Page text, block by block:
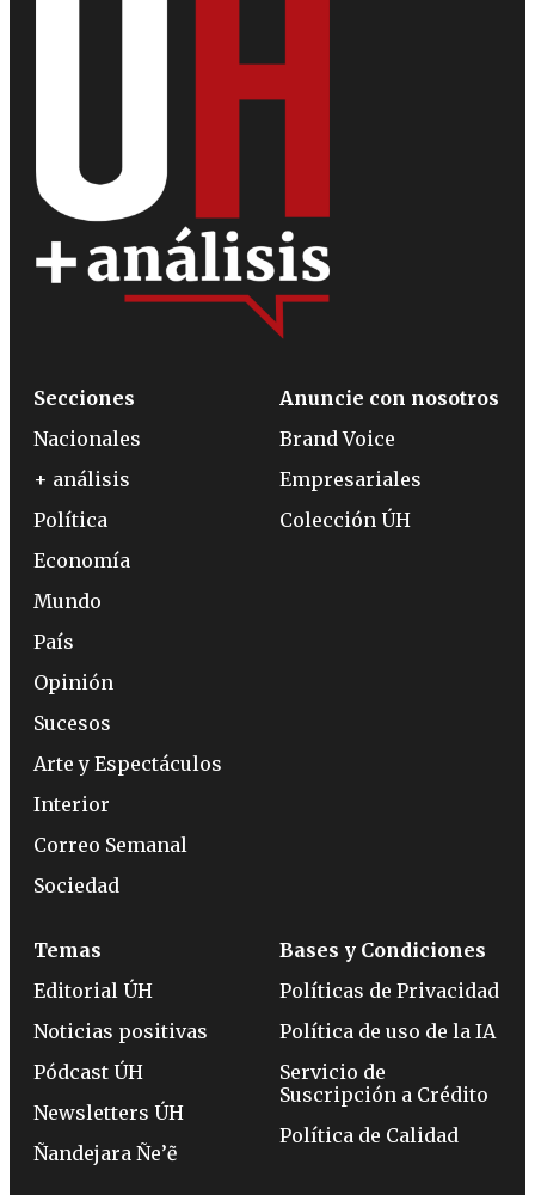
Secciones
Nacionales
+ análisis
Política
Economía
Mundo
País
Opinión
Sucesos
Arte y Espectáculos
Interior
Correo Semanal
Sociedad
Anuncie con nosotros
Brand Voice
Empresariales
Colección ÚH
Temas
Editorial ÚH
Noticias positivas
Pódcast ÚH
Newsletters ÚH
Ñandejara Ñe’ẽ
Bases y Condiciones
Políticas de Privacidad
Política de uso de la IA
Servicio de
Suscripción a Crédito
Política de Calidad